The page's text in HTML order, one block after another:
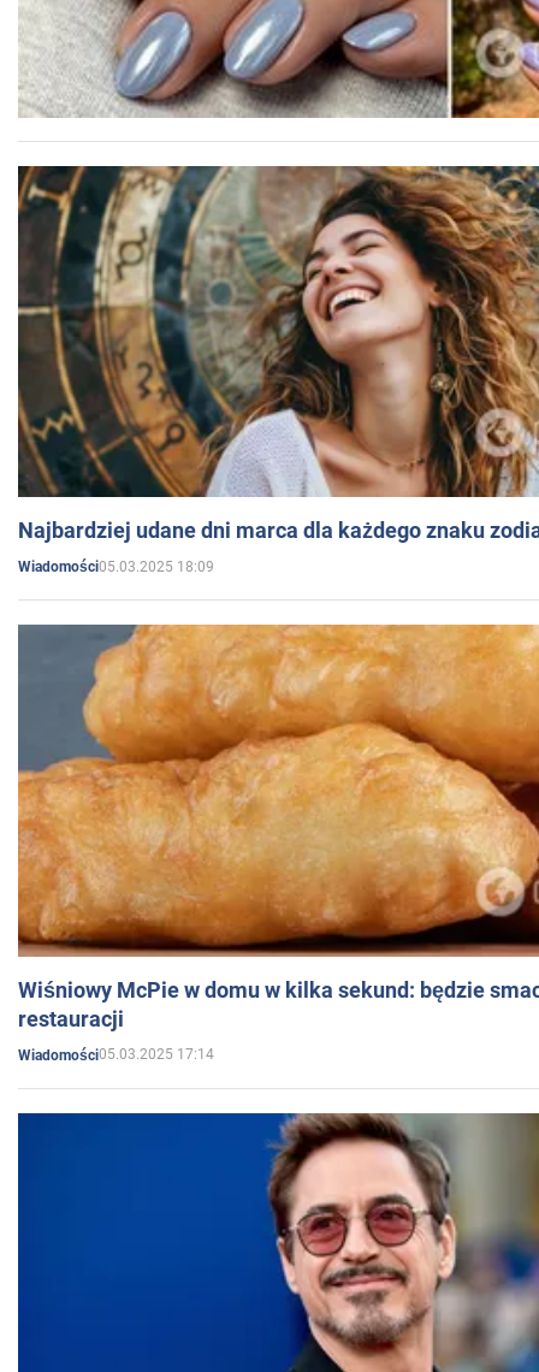
Najbardziej udane dni marca dla każdego znaku
Wiadomości05.03.2025 18:09
Wiśniowy McPie w domu w kilka sekund: będzie
restauracji
Wiadomości05.03.2025 17:14